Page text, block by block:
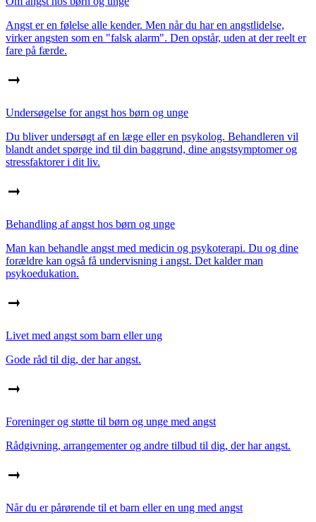
Angst er en følelse alle kender. Men når du har en angstlidelse,
virker angsten som en "falsk alarm". Den opstår, uden at der reelt er
fare på færde.
Undersøgelse for angst hos børn og unge
Du bliver undersøgt af en læge eller en psykolog. Behandleren vil
blandt andet spørge ind til din baggrund, dine angstsymptomer og
stressfaktorer i dit liv.
Behandling af angst hos børn og unge
Man kan behandle angst med medicin og psykoterapi. Du og dine
forældre kan også få undervisning i angst. Det kalder man
psykoedukation.
Livet med angst som barn eller ung
Gode råd til dig, der har angst.
Foreninger og støtte til børn og unge med angst
Rådgivning, arrangementer og andre tilbud til dig, der har angst.
Når du er pårørende til et barn eller en ung med angst